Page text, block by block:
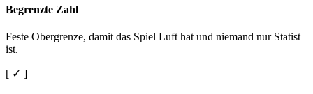
Begrenzte Zahl
Feste Obergrenze, damit das Spiel Luft hat und niemand nur Statist
ist.
[ ✓ ]